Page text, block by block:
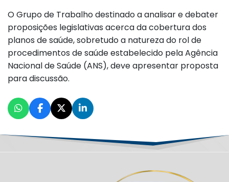
O Grupo de Trabalho destinado a analisar e debater
proposições legislativas acerca da cobertura dos
planos de saúde, sobretudo a natureza do rol de
procedimentos de saúde estabelecido pela Agência
Nacional de Saúde (ANS), deve apresentar proposta
para discussão.